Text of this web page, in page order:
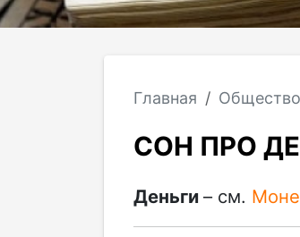
Главная Общество
СОН ПРО
Деньги– см.